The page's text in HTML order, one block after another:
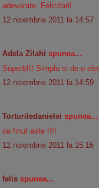
adevarate. Felicitari!
12 noiembrie 2011 la 14:57
Adela Zilahi spunea...
Superb!!! Simplu si de o
12 noiembrie 2011 la 14:59
Torturiledanielei spunea...
ce finut este !!!!
12 noiembrie 2011 la 15:16
felis spunea...